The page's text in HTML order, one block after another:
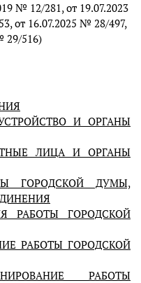
№ 12/281, от 19.07.2023
от 16.07.2025 № 28/497,
29/516)
И ОРГАНЫ
ЛИЦА И ОРГАНЫ
ГОРОДСКОЙ ДУМЫ,
РАБОТЫ ГОРОДСКОЙ
РАБОТЫ ГОРОДСКОЙ
РАБОТЫ